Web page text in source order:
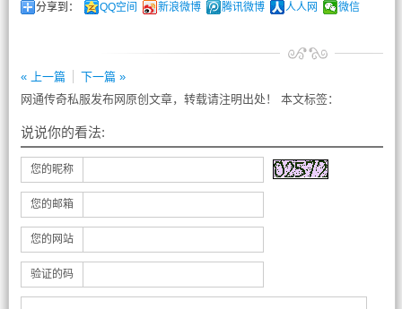
分享到： QQ空间 新浪微博 腾讯微博 人人网 微信
« 上一篇
下一篇 »
网通传奇私服发布网原创文章，转载请注明出处！ 本文标签：
说说你的看法:
您的昵称
您的邮箱
您的网站
验证的码